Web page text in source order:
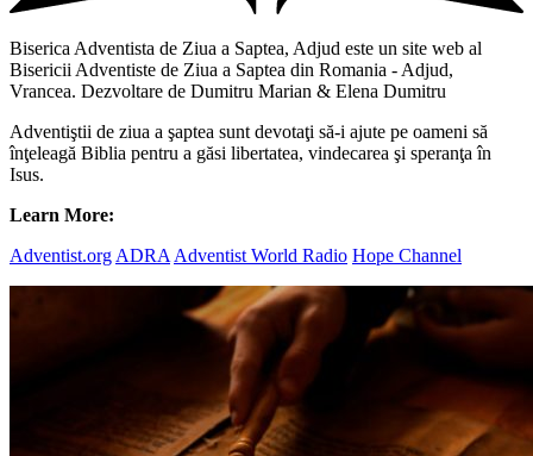
Biserica Adventista de Ziua a Saptea, Adjud este un site web al
Bisericii Adventiste de Ziua a Saptea din Romania - Adjud,
Vrancea. Dezvoltare de Dumitru Marian & Elena Dumitru
Adventiştii de ziua a şaptea sunt devotaţi să-i ajute pe oameni să
înţeleagă Biblia pentru a găsi libertatea, vindecarea şi speranţa în
Isus.
Learn More:
Adventist.org ADRA Adventist World Radio Hope Channel